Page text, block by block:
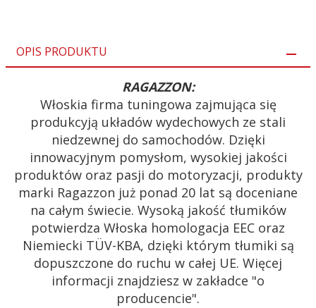
OPIS PRODUKTU
RAGAZZON:
Włoskia firma tuningowa zajmująca się
produkcyją układów wydechowych ze stali
niedzewnej do samochodów. Dzięki
innowacyjnym pomysłom, wysokiej jakości
produktów oraz pasji do motoryzacji, produkty
marki Ragazzon już ponad 20 lat są doceniane
na całym świecie. Wysoką jakość tłumików
potwierdza Włoska homologacja EEC oraz
Niemiecki TÜV-KBA, dzięki którym tłumiki są
dopuszczone do ruchu w całej UE. Więcej
informacji znajdziesz w zakładce "o
producencie".